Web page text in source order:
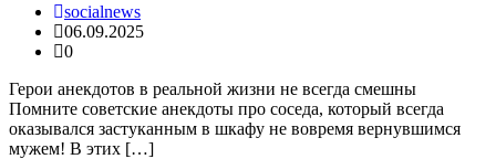
socialnews
06.09.2025
0
Герои анекдотов в реальной жизни не всегда смешны
Помните советские анекдоты про соседа, который всегда
оказывался застуканным в шкафу не вовремя вернувшимся
мужем! В этих […]